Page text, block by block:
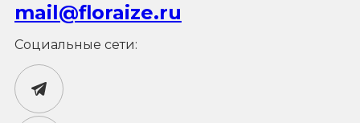
mail@floraize.ru
Социальные сети: